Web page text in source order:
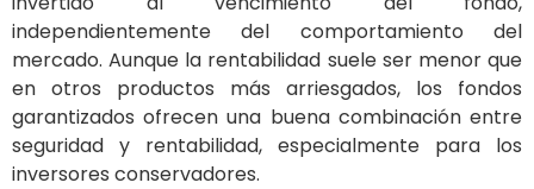
independientemente del comportamiento del
mercado. Aunque la rentabilidad suele ser menor que
en otros productos más arriesgados, los fondos
garantizados ofrecen una buena combinación entre
seguridad y rentabilidad, especialmente para los
inversores conservadores.